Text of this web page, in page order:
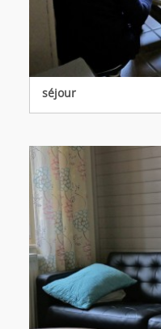
séjour